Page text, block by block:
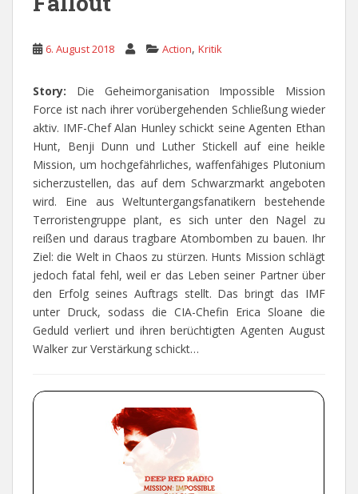
6. August 2018 Action, Kritik
Story: Die Geheimorganisation Impossible Mission
Force ist nach ihrer vorübergehenden Schließung wieder
aktiv. IMF-Chef Alan Hunley schickt seine Agenten Ethan
Hunt, Benji Dunn und Luther Stickell auf eine heikle
Mission, um hochgefährliches, waffenfähiges Plutonium
sicherzustellen, das auf dem Schwarzmarkt angeboten
wird. Eine aus Weltuntergangsfanatikern bestehende
Terroristengruppe plant, es sich unter den Nagel zu
reißen und daraus tragbare Atombomben zu bauen. Ihr
Ziel: die Welt in Chaos zu stürzen. Hunts Mission schlägt
jedoch fatal fehl, weil er das Leben seiner Partner über
den Erfolg seines Auftrags stellt. Das bringt das IMF
unter Druck, sodass die CIA-Chefin Erica Sloane die
Geduld verliert und ihren berüchtigten Agenten August
Walker zur Verstärkung schickt…